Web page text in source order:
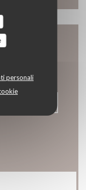
personali